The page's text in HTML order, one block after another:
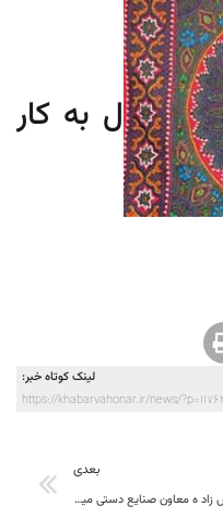
ل به کار
لینک کوتاه خبر:
https://khabarvahonar.ir/news/
بعدی
عباس زاد ه معاون صنایع دستی میراث :بیش از 80 رشته در صنایع دستی بهترین فرصت برای هنری آموزی و اوقات فراغت